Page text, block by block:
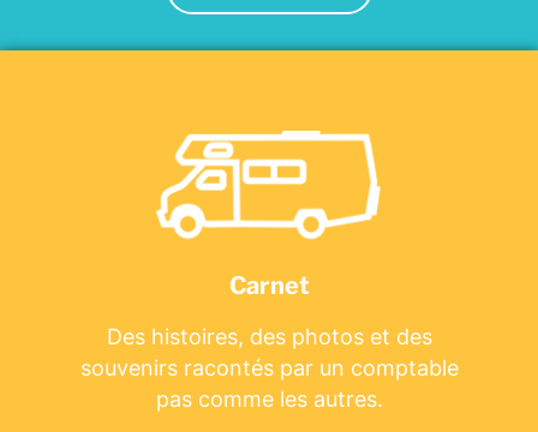
Carnet
Des histoires, des photos et des
souvenirs racontés par un comptable
pas comme les autres.